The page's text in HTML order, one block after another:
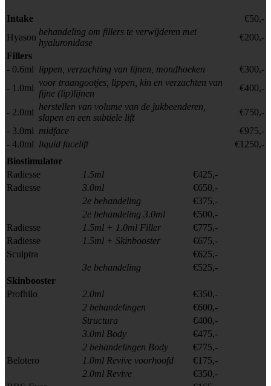
Intake
€50,-
Hyason
behandeling om fillers te verwijderen met
hyaluronidase
€200,-
Fillers
- 0.6ml lippen, verzachting van lijnen, mondhoeken
€300,-
- 1.0ml
voor traangootjes, lippen, kin en verzachten van
fijne (lip)lijnen
€400,-
- 2.0ml
herstellen van volume van de jukbeenderen,
slapen en een subtiele lift
€750,-
- 3.0ml midface
€975,-
- 4.0ml liquid facelift
€1250,-
Biostimulator
Radiesse
1.5ml
€425,-
Radiesse
3.0ml
€650,-
2e behandeling
€375,-
2e behandeling 3.0ml
€500,-
Radiesse
1.5ml + 1.0ml Filler
€775,-
Radiesse
1.5ml + Skinbooster
€675,-
Sculptra
€625,-
3e behandeling
€525,-
Skinbooster
Profhilo
2.0ml
€350,-
2 behandelingen
€600,-
Structura
€400,-
3.0ml Body
€475,-
2 behandelingen Body
€775,-
Belotero
1.0ml Revive voorhoofd
€175,-
2.0ml Revive
€350,-